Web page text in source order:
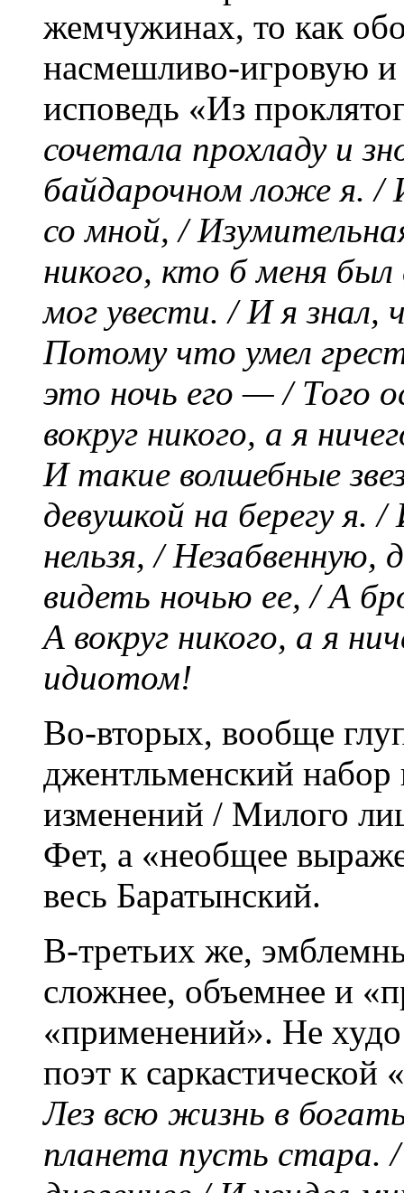
жемчужинах, то как
насмешливо-игровую
исповедь «Из
сочетала прохладу и
байдарочном ложе я. /
со мной, /
никого, кто б меня
мог увести. / И я знал,
Потому что умел
это ночь его — / Того
вокруг никого, а я
И такие волшебные
девушкой на берегу я.
нельзя, /
видеть ночью ее, / А
А вокруг никого, а я
идиотом!
Во-вторых, вообще
джентльменский
изменений / Милого
Фет, а «необщее
весь Баратынский.
В-третьих же,
сложнее, объемнее и
«применений». Не
поэт к
Лез всю жизнь в
планета пусть стара.